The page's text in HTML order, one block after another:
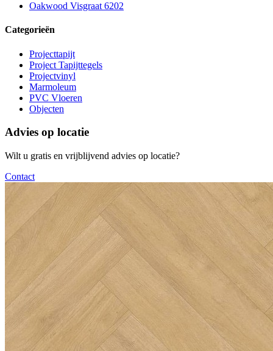
Oakwood Visgraat 6202
Categorieën
Projecttapijt
Project Tapijttegels
Projectvinyl
Marmoleum
PVC Vloeren
Objecten
Advies op locatie
Wilt u gratis en vrijblijvend advies op locatie?
Contact